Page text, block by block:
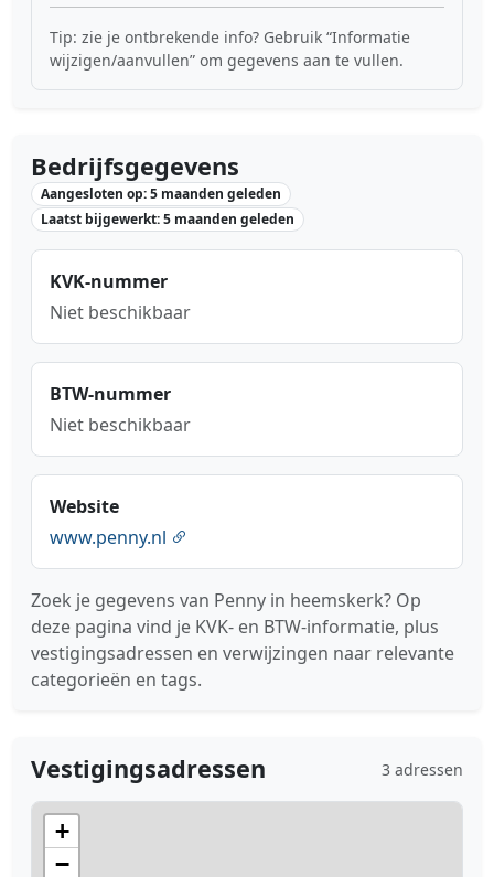
Tip: zie je ontbrekende info? Gebruik “Informatie
wijzigen/aanvullen” om gegevens aan te vullen.
Bedrijfsgegevens
Aangesloten op: 5 maanden geleden
Laatst bijgewerkt: 5 maanden geleden
KVK-nummer
Niet beschikbaar
BTW-nummer
Niet beschikbaar
Website
www.penny.nl
Zoek je gegevens van Penny in heemskerk? Op
deze pagina vind je KVK- en BTW-informatie, plus
vestigingsadressen en verwijzingen naar relevante
categorieën en tags.
Vestigingsadressen 3 adressen
+
−